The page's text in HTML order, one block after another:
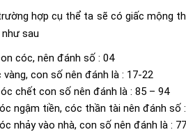
hợp cụ thể ta sẽ có giấc mộng
sau
cóc, nên đánh số : 04
con số nên đánh là : 17-22
chết con số nên đánh là : 85 – 94
ngậm tiền, cóc thần tài nên đánh số :
nhảy vào nhà, con số nên đánh là :